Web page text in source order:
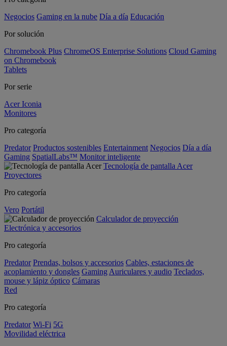
Negocios Gaming en la nube Día a día Educación
Por solución
Chromebook Plus ChromeOS Enterprise Solutions Cloud Gaming
on Chromebook
Tablets
Por serie
Acer Iconia
Monitores
Pro categoría
Predator Productos sostenibles Entertainment Negocios Día a día
Gaming SpatialLabs™ Monitor inteligente
Tecnología de pantalla Acer
Proyectores
Pro categoría
Vero Portátil
Calculador de proyección
Electrónica y accesorios
Pro categoría
Predator Prendas, bolsos y accesorios Cables, estaciones de
acoplamiento y dongles Gaming Auriculares y audio Teclados,
mouse y lápiz óptico Cámaras
Red
Pro categoría
Predator Wi-Fi 5G
Movilidad eléctrica